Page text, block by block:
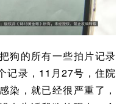
狗的所有一些拍片记录
记录，11月27号，住院
染，就已经很严重了，